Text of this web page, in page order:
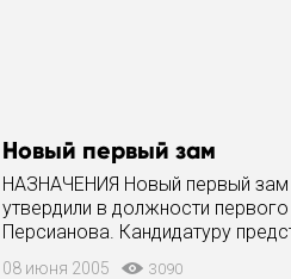
Новый первый зам
НАЗНАЧЕНИЯ Новый первый зам
утвердили в должности
Персианова. Кандидатуру
поддержали его единогласно.
08 июня 2005 3090